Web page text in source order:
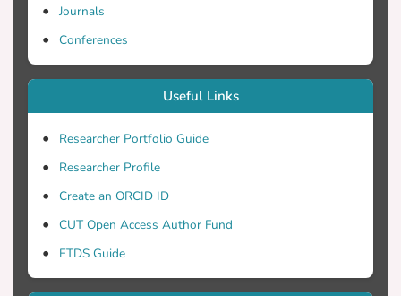
των συναδέλφων του. Ο Χάρης
Πελλαπαϊσιώτης πιστεύει πως κανένας
από τους τρεις φωτογράφους δεν
ασχολείται με την τοπογραφική
φωτογραφία, σε αντίθεση με τον Νίκο
τρόπο απεικόνισης χώρου και τοπίου,
δίνοντας διαφορετικά μηνύματα για
Journals
Conferences
Useful Links
Researcher Portfolio Guide
Researcher Profile
Create an ORCID ID
CUT Open Access Author Fund
ETDS Guide